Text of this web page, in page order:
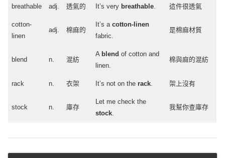
breathable adj. 透氣的 It’s very breathable. 這件很透氣
cotton-
linen
adj. 棉麻的
It’s acotton-linen
fabric.
是棉麻材質
blend n. 混紡
A blend ofcotton and
linen.
棉與麻的混紡
rack n. 衣架 It’s not on the rack. 架上沒有
stock n. 庫存
Let mecheck the
stock.
我幫你查庫存